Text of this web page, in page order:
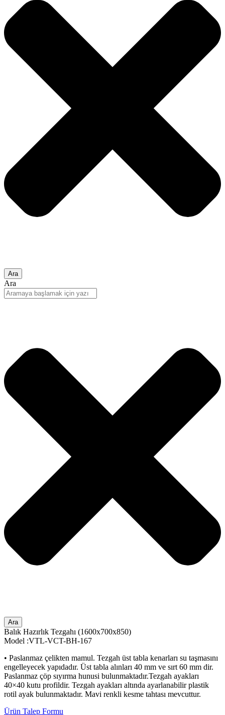
Ara
Ara
Ara
Balık Hazırlık Tezgahı (1600x700x850)
Model :VTL-VCT-BH-167
• Paslanmaz çelikten mamul. Tezgah üst tabla kenarları su taşmasını
engelleyecek yapıdadır. Üst tabla alınları 40 mm ve sırt 60 mm dir.
Paslanmaz çöp sıyırma hunusi bulunmaktadır.Tezgah ayakları
40×40 kutu profildir. Tezgah ayakları altında ayarlanabilir plastik
rotil ayak bulunmaktadır. Mavi renkli kesme tahtası mevcuttur.
Ürün Talep Formu